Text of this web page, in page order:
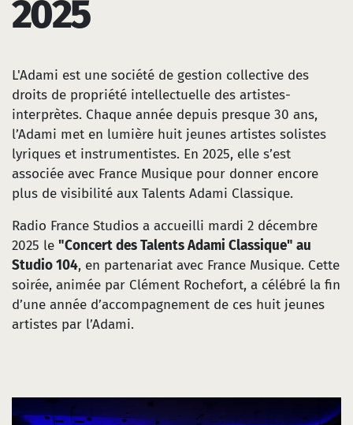
2025
L'Adami est une société de gestion collective des
droits de propriété intellectuelle des artistes-
interprètes. Chaque année depuis presque 30 ans,
l’Adami met en lumière huit jeunes artistes solistes
lyriques et instrumentistes. En 2025, elle s’est
associée avec France Musique pour donner encore
plus de visibilité aux Talents Adami Classique.
Radio France Studios a accueilli mardi 2 décembre
2025 le "Concert des Talents Adami Classique" au
Studio 104, en partenariat avec France Musique. Cette
soirée, animée par Clément Rochefort, a célébré la fin
d’une année d’accompagnement de ces huit jeunes
artistes par l’Adami.